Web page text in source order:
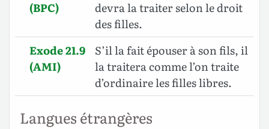
(BPC)
devra la traiter selon le droit
des filles.
Exode 21.9
(AMI)
S’il la fait épouser à son fils, il
la traitera comme l’on traite
d’ordinaire les filles libres.
Langues étrangères